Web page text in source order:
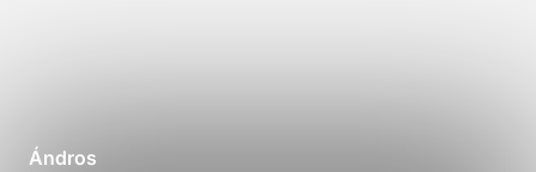
Ándros